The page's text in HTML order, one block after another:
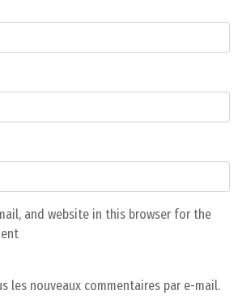
and website in this browser for the
les nouveaux commentaires par e-mail.